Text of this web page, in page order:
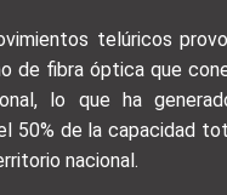
telúricos
de fibra óptica que
lo que ha
50% de la capacidad
nacional.